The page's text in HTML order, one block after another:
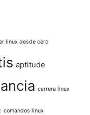
linux desde cero
aptitude
carrera linux
comandos linux